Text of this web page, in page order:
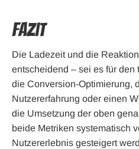
Fazit
Die Ladezeit und die
entscheidend – sei es für den
die Conversion-Optimierung,
Nutzererfahrung oder einen
die Umsetzung der oben
beide Metriken systematisch
Nutzererlebnis gesteigert